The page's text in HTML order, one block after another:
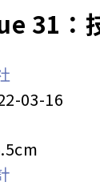
31：
03-16